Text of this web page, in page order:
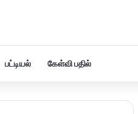
பட்டியல் கேள்வி பதில்